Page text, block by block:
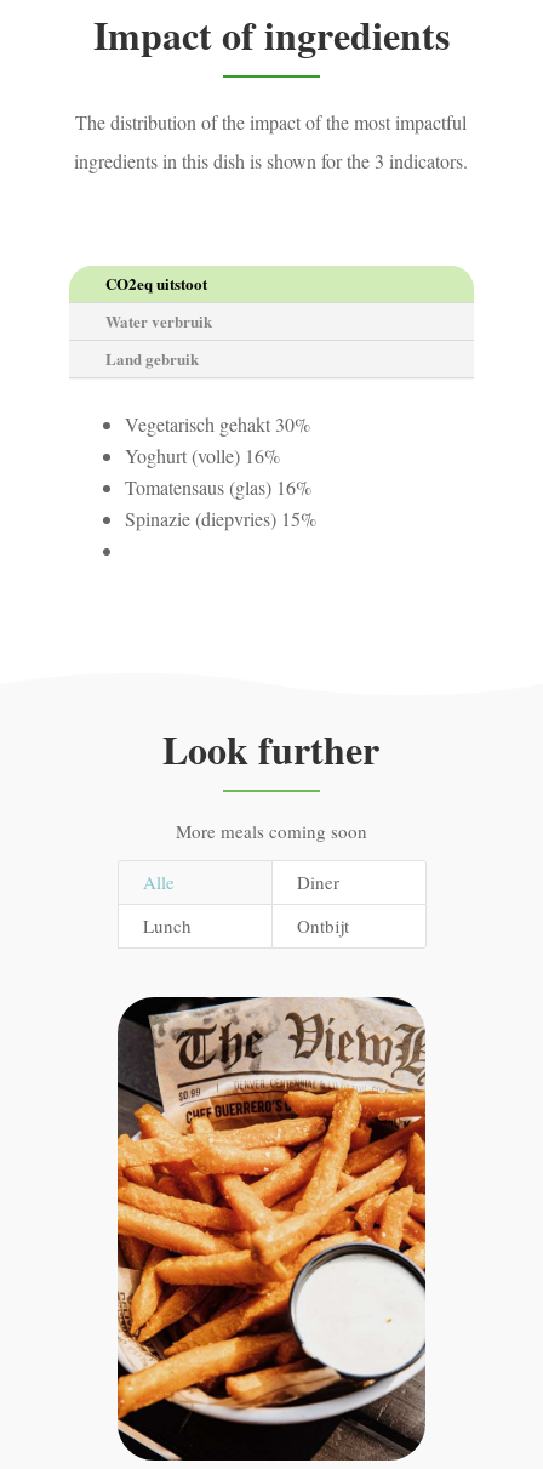
Impact of ingredients
The distribution of the impact of the most impactful
ingredients in this dish is shown for the 3 indicators.
CO2eq uitstoot
Water verbruik
Land gebruik
Vegetarisch gehakt 30%
Yoghurt (volle) 16%
Tomatensaus (glas) 16%
Spinazie (diepvries) 15%
Look further
More meals coming soon
Alle
Diner
Lunch
Ontbijt